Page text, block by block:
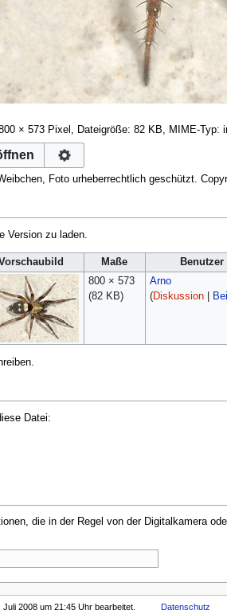
× 573 Pixel, Dateigröße: 82 KB, MIME-Typ:
Foto urheberrechtlich geschützt.
Version zu laden.
Maße Benutzer
800 × 573
(82 KB)
Arno
(Diskussion|
Datei:
die in der Regel von der Digitalkamera
2008 um 21:45 Uhr bearbeitet. Datenschutz